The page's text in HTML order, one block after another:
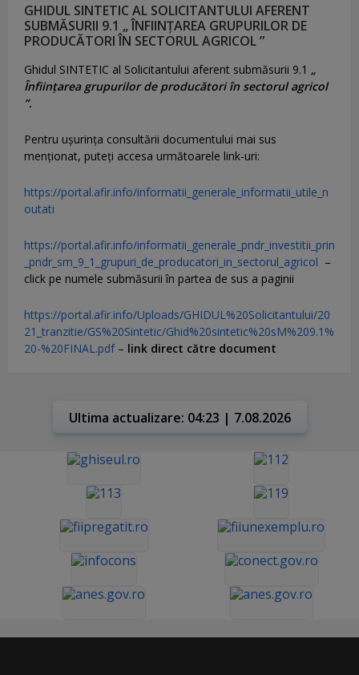
GHIDUL SINTETIC AL SOLICITANTULUI AFERENT
SUBMĂSURII 9.1 „ ÎNFIINȚAREA GRUPURILOR DE
PRODUCĂTORI ÎN SECTORUL AGRICOL ”
Ghidul SINTETIC al Solicitantului aferent submăsurii 9.1 „
Înființarea grupurilor de producători în sectorul agricol
”.
Pentru uşurinţa consultării documentului mai sus
menţionat, puteţi accesa următoarele link-uri:
https://portal.afir.info/informatii_generale_informatii_utile_n
outati
https://portal.afir.info/informatii_generale_pndr_investitii_prin
_pndr_sm_9_1_grupuri_de_producatori_in_sectorul_agricol –
click pe numele submăsurii în partea de sus a paginii
https://portal.afir.info/Uploads/GHIDUL%20Solicitantului/20
21_tranzitie/GS%20Sintetic/Ghid%20sintetic%20sM%209.1%
20-%20FINAL.pdf– link direct către document
Ultima actualizare: 04:23 | 7.08.2026